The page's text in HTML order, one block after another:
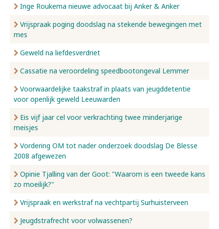
Inge Roukema nieuwe advocaat bij Anker & Anker
Vrijspraak poging doodslag na stekende bewegingen met
mes
Geweld na liefdesverdriet
Cassatie na veroordeling speedbootongeval Lemmer
Voorwaardelijke taakstraf in plaats van jeugddetentie
voor openlijk geweld Leeuwarden
Eis vijf jaar cel voor verkrachting twee minderjarige
meisjes
Vordering OM tot nader onderzoek doodslag De Blesse
2008 afgewezen
Opinie Tjalling van der Goot: "Waarom is een tweede kans
zo moeilijk?"
Vrijspraak en werkstraf na vechtpartij Surhuisterveen
Jeugdstrafrecht voor volwassenen?